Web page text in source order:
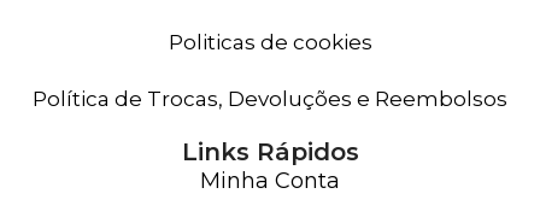
Politicas de cookies
Política de Trocas, Devoluções e Reembolsos
Links Rápidos
Minha Conta